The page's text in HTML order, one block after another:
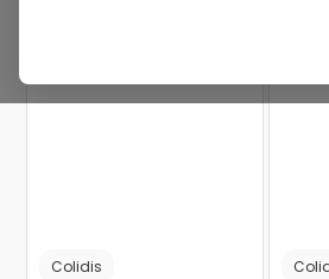
Colidis